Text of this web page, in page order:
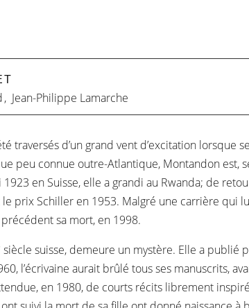
, Jean-Philippe Lamarche
traversés d’un grand vent d’excitation lorsque
peu connue outre-Atlantique, Montandon est,
1923 en Suisse, elle a grandi au Rwanda; de
prix Schiller en 1953. Malgré une carrière qui
sa mort, en 1998.
siècle suisse, demeure un mystère. Elle a publié
l’écrivaine aurait brûlé tous ses manuscrits,
en 1980, de courts récits librement